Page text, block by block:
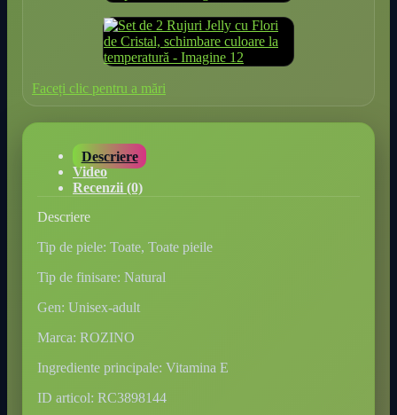
Faceți clic pentru a mări
Descriere
Video
Recenzii (0)
Descriere
Tip de piele: Toate, Toate pieile
Tip de finisare: Natural
Gen: Unisex-adult
Marca: ROZINO
Ingrediente principale: Vitamina E
ID articol: RC3898144